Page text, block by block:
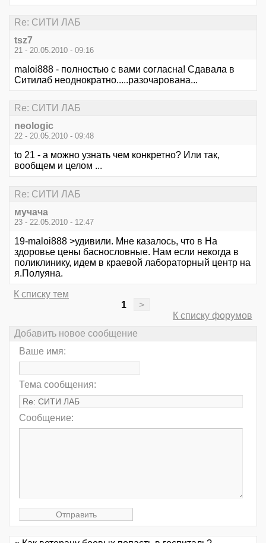
Re: СИТИ ЛАБ
tsz7
21 - 20.05.2010 - 09:16
maloi888 - полностью с вами согласна! Сдавала в
Ситилаб неоднократно.....разочарована...
Re: СИТИ ЛАБ
neologic
22 - 20.05.2010 - 09:48
to 21 - а можно узнать чем конкретно? Или так,
вообщем и целом ...
Re: СИТИ ЛАБ
мучача
23 - 22.05.2010 - 12:47
19-maloi888 >удивили. Мне казалось, что в На
здоровье цены баснословные. Нам если некогда в
поликлинику, идем в краевой лабораторный центр на
я.Полуяна.
К списку тем
1
>
К списку форумов
Добавить новое сообщение
Ваше имя:
Тема сообщения:
Сообщение: